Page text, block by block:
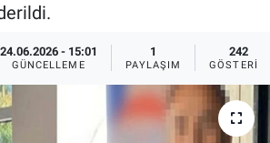
24.06.2026 - 15:01
GÜNCELLEME
1
PAYLAŞIM
242
GÖSTERIM